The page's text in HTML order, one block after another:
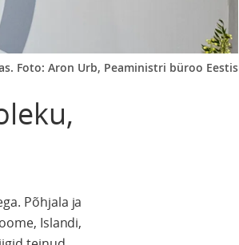
Foto: Aron Urb, Peaministri büroo Eestis
Põhjala ja
Islandi,